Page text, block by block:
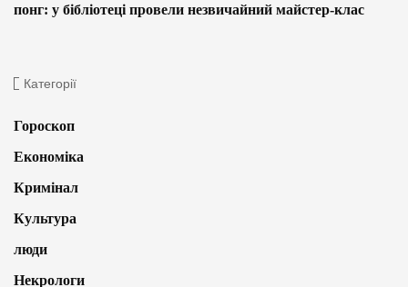
понг: у бібліотеці провели незвичайний майстер-клас
Категорії
Гороскоп
Економіка
Кримінал
Культура
люди
Некрологи